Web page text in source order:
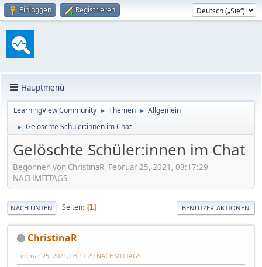
Einloggen Registrieren
Hauptmenü
LearningView Community ► Themen ► Allgemein
► Gelöschte Schüler:innen im Chat
Gelöschte Schüler:innen im Chat
Begonnen von ChristinaR, Februar 25, 2021, 03:17:29
NACHMITTAGS
NACH UNTEN Seiten 1 BENUTZER-AKTIONEN
ChristinaR
Februar 25, 2021, 03:17:29 NACHMITTAGS